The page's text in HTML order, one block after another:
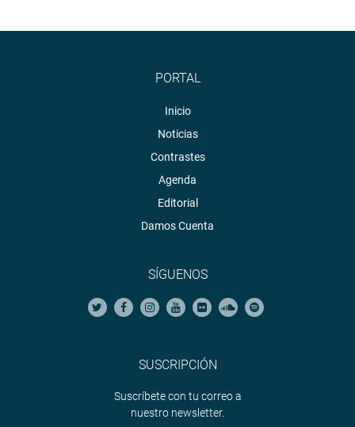
PORTAL
Inicio
Noticias
Contrastes
Agenda
Editorial
Damos Cuenta
SÍGUENOS
SUSCRIPCIÓN
Suscríbete con tu correo a
nuestro newsletter.